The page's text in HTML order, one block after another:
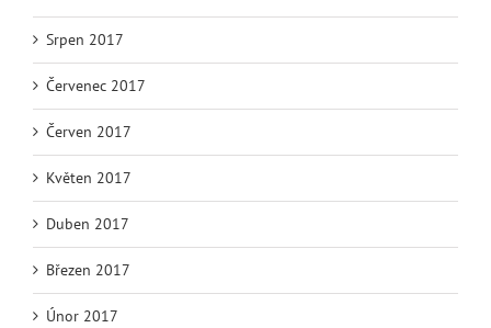
Srpen 2017
Červenec 2017
Červen 2017
Květen 2017
Duben 2017
Březen 2017
Únor 2017